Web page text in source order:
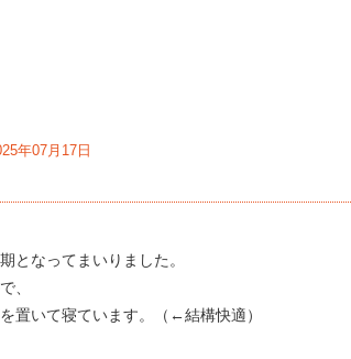
年07月17日
となってまいりました。
、
置いて寝ています。（←結構快適）